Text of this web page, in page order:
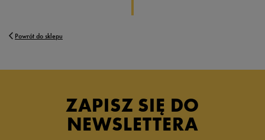
Powrót do sklepu
ZAPISZ SIĘ DO
NEWSLETTERA